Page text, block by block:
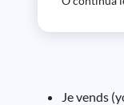
Je vends